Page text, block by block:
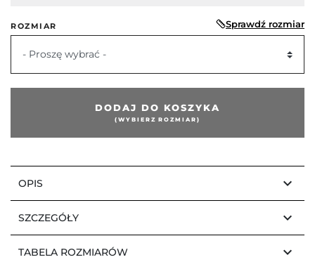
ROZMIAR Sprawdź rozmiar
- Proszę wybrać -
DODAJ DO KOSZYKA
(WYBIERZ ROZMIAR)
OPIS keyboard_arrow_down
SZCZEGÓŁY keyboard_arrow_down
TABELA ROZMIARÓW keyboard_arrow_down